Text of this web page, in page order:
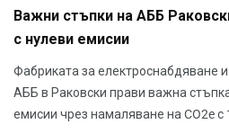
Важни стъпки на АББ
с нулеви емисии
Фабриката за електроснабдяване
АББ в Раковски прави важна
емисии чрез намаляване на CO2e с